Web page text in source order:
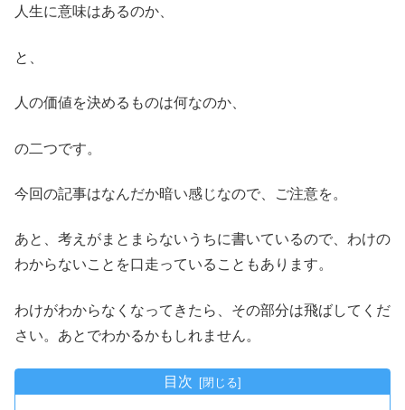
人生に意味はあるのか、
と、
人の価値を決めるものは何なのか、
の二つです。
今回の記事はなんだか暗い感じなので、ご注意を。
あと、考えがまとまらないうちに書いているので、わけの
わからないことを口走っていることもあります。
わけがわからなくなってきたら、その部分は飛ばしてくだ
さい。あとでわかるかもしれません。
目次